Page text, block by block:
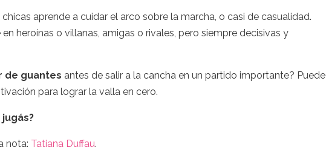
aprende a cuidar el arco sobre la marcha, o casi de casualidad.
heroínas o villanas, amigas o rivales, pero siempre decisivas y
de guantes antes de salir a la cancha en un partido importante? Puede
para lograr la valla en cero.
jugás?
nota: Tatiana Duffau.